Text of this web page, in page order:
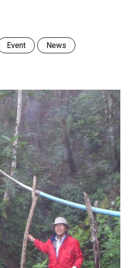
Event News